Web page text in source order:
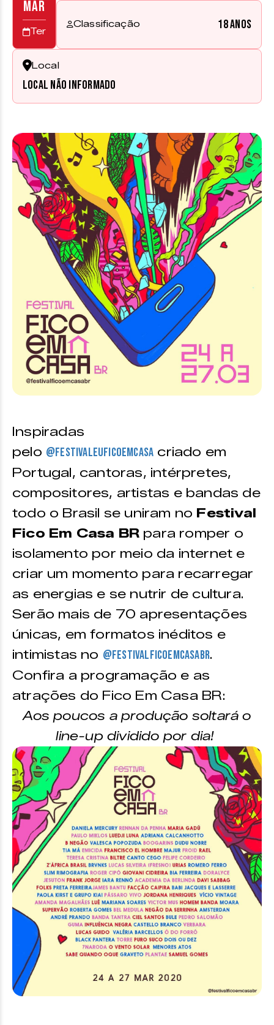
MAR
Ter
Classificação 18 anos
Local
Local não informado
Inspiradas
pelo @festivaleuficoemcasa criado em
Portugal, cantoras, intérpretes,
compositores, artistas e bandas de
todo o Brasil se uniram no Festival
Fico Em Casa BR para romper o
isolamento por meio da internet e
criar um momento para recarregar
as energias e se nutrir de cultura.
Serão mais de 70 apresentações
únicas, em formatos inéditos e
intimistas no @festivalficoemcasabr.
Confira a programação e as
atrações do Fico Em Casa BR:
Aos poucos a produção soltará o
line-up dividido por dia!